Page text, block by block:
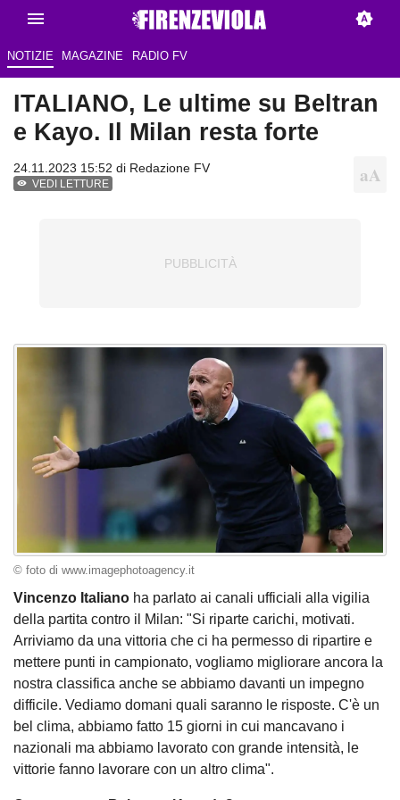
NOTIZIE MAGAZINE RADIO FV
ITALIANO, Le ultime su Beltran
e Kayo. Il Milan resta forte
24.11.2023 15:52 di Redazione FV
VEDI LETTURE
© foto di www.imagephotoagency.it
Vincenzo Italiano ha parlato ai canali ufficiali alla vigilia
della partita contro il Milan: "Si riparte carichi, motivati.
Arriviamo da una vittoria che ci ha permesso di ripartire e
mettere punti in campionato, vogliamo migliorare ancora la
nostra classifica anche se abbiamo davanti un impegno
difficile. Vediamo domani quali saranno le risposte. C'è un
bel clima, abbiamo fatto 15 giorni in cui mancavano i
nazionali ma abbiamo lavorato con grande intensità, le
vittorie fanno lavorare con un altro clima".